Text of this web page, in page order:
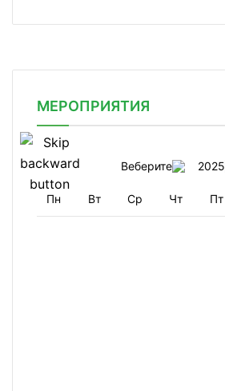
МЕРОПРИЯТИЯ
Веберите 2025
Пн Вт Ср Чт Пт